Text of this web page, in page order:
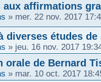
aux affirmations
» mer. 22 nov. 2017
diverses études de
» jeu. 16 nov. 2017
orale de Bernard
» mar. 10 oct. 2017